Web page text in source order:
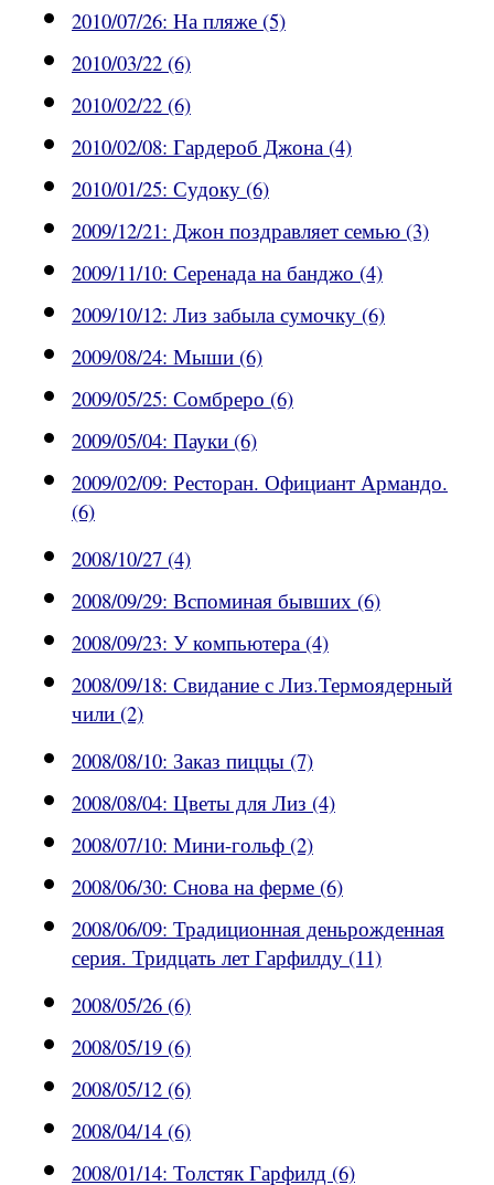
2010/07/26: На пляже (5)
2010/03/22 (6)
2010/02/22 (6)
2010/02/08: Гардероб Джона (4)
2010/01/25: Судоку (6)
2009/12/21: Джон поздравляет семью (3)
2009/11/10: Серенада на банджо (4)
2009/10/12: Лиз забыла сумочку (6)
2009/08/24: Мыши (6)
2009/05/25: Сомбреро (6)
2009/05/04: Пауки (6)
2009/02/09: Ресторан. Официант Армандо.
(6)
2008/10/27 (4)
2008/09/29: Вспоминая бывших (6)
2008/09/23: У компьютера (4)
2008/09/18: Свидание с Лиз.Термоядерный
чили (2)
2008/08/10: Заказ пиццы (7)
2008/08/04: Цветы для Лиз (4)
2008/07/10: Мини-гольф (2)
2008/06/30: Снова на ферме (6)
2008/06/09: Традиционная деньрожденная
серия. Тридцать лет Гарфилду (11)
2008/05/26 (6)
2008/05/19 (6)
2008/05/12 (6)
2008/04/14 (6)
2008/01/14: Толстяк Гарфилд (6)